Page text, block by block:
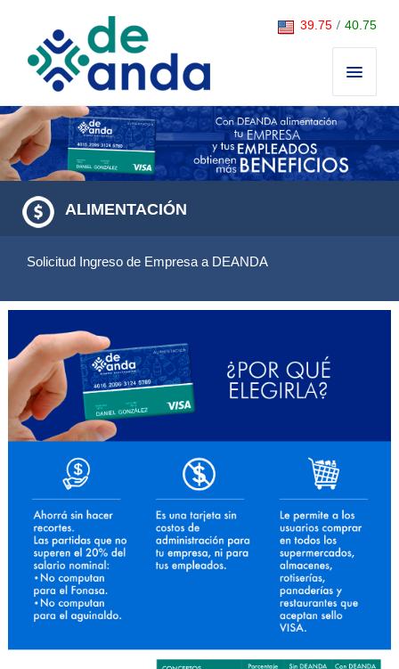
39.75 / 40.75
ALIMENTACIÓN
Solicitud Ingreso de Empresa a DEANDA